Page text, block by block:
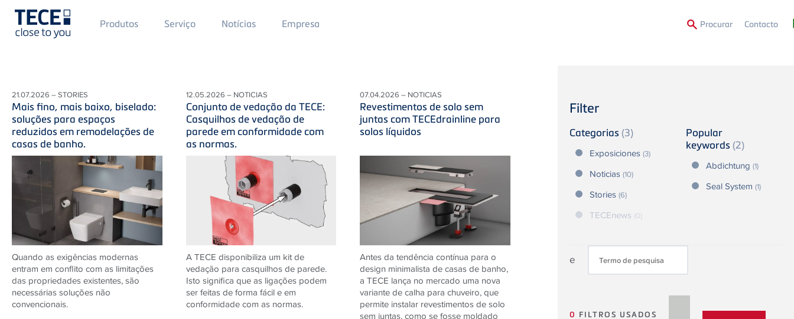
Main
Menü
Produtos Serviço Notícias Main
Menu
Empresa Procurar Contacto
Filter
Categorias (3)
Exposiciones (3)
Noticias (10)
Stories (6)
TECEnews (0)
Popular
keywords (2)
Abdichtung (1)
Seal System (1)
e
0 FILTROS USADOS
21.07.2026 – STORIES
Mais fino, mais baixo, biselado:
soluções para espaços
reduzidos em remodelações de
casas de banho.
Quando as exigências modernas
entram em conflito com as limitações
das propriedades existentes, são
necessárias soluções não
convencionais.
12.05.2026 – NOTICIAS
Conjunto de vedação da TECE:
Casquilhos de vedação de
parede em conformidade com
as normas.
A TECE disponibiliza um kit de
vedação para casquilhos de parede.
Isto significa que as ligações podem
ser feitas de forma fácil e em
conformidade com as normas.
07.04.2026 – NOTICIAS
Revestimentos de solo sem
juntas com TECEdrainline para
solos líquidos
Antes da tendência contínua para o
design minimalista de casas de banho,
a TECE lança no mercado uma nova
variante de calha para chuveiro, que
permite instalar revestimentos de solo
sem juntas, como se fosse moldado